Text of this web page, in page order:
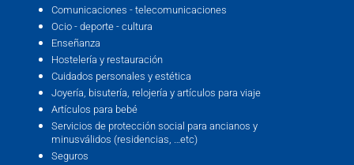
Comunicaciones - telecomunicaciones
Ocio - deporte - cultura
Enseñanza
Hostelería y restauración
Cuidados personales y estética
Joyería, bisutería, relojería y artículos para viaje
Artículos para bebé
Servicios de protección social para ancianos y
minusválidos (residencias, …etc)
Seguros